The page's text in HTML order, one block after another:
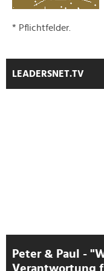
* Pflichtfelder.
LEADERSNET.TV
Peter & Paul -